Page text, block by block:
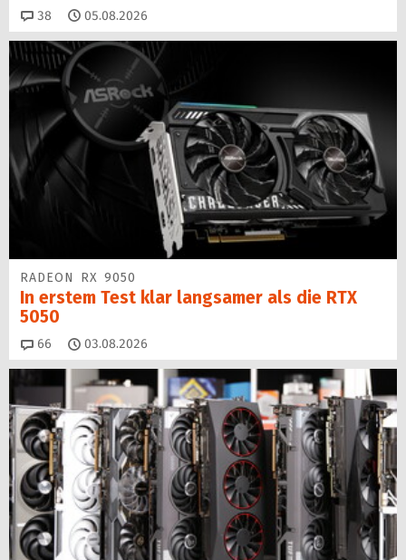
38 Kommentare
05.08.2026
RADEON RX 9050
In erstem Test klar langsamer als die RTX
5050
66 Kommentare
03.08.2026